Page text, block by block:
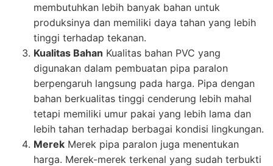
membutuhkan lebih banyak bahan untuk
produksinya dan memiliki daya tahan yang lebih
tinggi terhadap tekanan.
Kualitas Bahan Kualitas bahan PVC yang
digunakan dalam pembuatan pipa paralon
berpengaruh langsung pada harga. Pipa dengan
bahan berkualitas tinggi cenderung lebih mahal
tetapi memiliki umur pakai yang lebih lama dan
lebih tahan terhadap berbagai kondisi lingkungan.
Merek Merek pipa paralon juga menentukan
harga. Merek-merek terkenal yang sudah terbukti